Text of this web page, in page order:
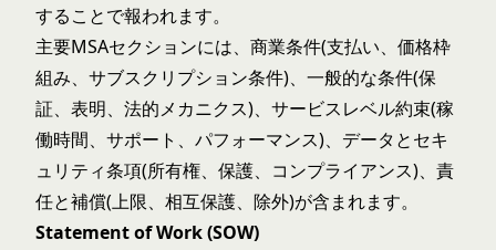
することで報われます。
主要MSAセクションには、商業条件(支払い、価格枠
組み、サブスクリプション条件)、一般的な条件(保
証、表明、法的メカニクス)、サービスレベル約束(稼
働時間、サポート、パフォーマンス)、データとセキ
ュリティ条項(所有権、保護、コンプライアンス)、責
任と補償(上限、相互保護、除外)が含まれます。
Statement of Work (SOW)